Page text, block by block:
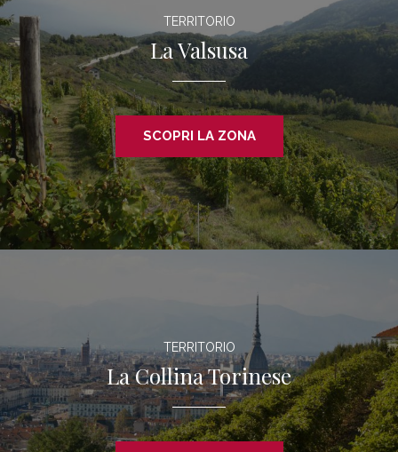
TERRITORIO
La Valsusa
SCOPRI LA ZONA
TERRITORIO
La Collina Torinese